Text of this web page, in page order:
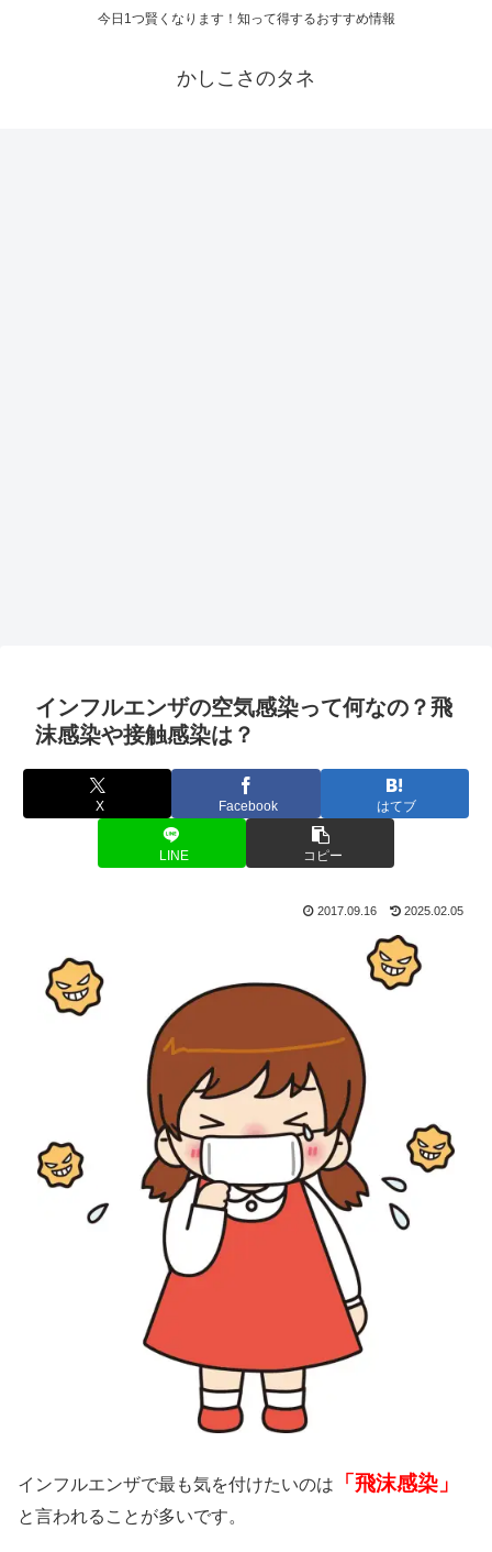
今日1つ賢くなります！知って得するおすすめ情報
かしこさのタネ
インフルエンザの空気感染って何なの？飛
沫感染や接触感染は？
X Facebook はてブ
LINE コピー
2017.09.16 2025.02.05
インフルエンザで最も気を付けたいのは 「飛沫感染」
と言われることが多いです。